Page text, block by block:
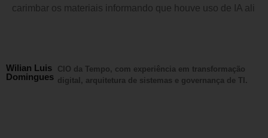
carimbar os materiais informando que houve uso de IA ali
Wilian Luis
Domingues
CIO da Tempo, com experiência em transformação
digital, arquitetura de sistemas e governança de TI.